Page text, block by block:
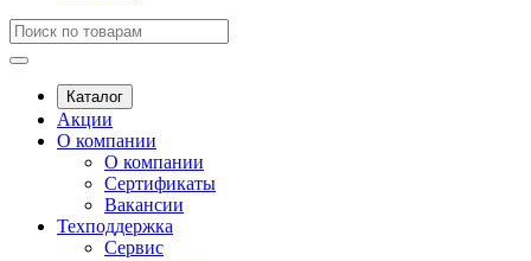
Каталог
Акции
О компании
О компании
Сертификаты
Вакансии
Техподдержка
Сервис